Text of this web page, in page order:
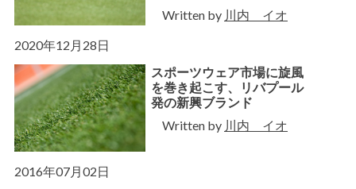
Written by 川内 イオ
2020年12月28日
スポーツウェア市場に旋風
を巻き起こす、リバプール
発の新興ブランド
Written by 川内 イオ
2016年07月02日